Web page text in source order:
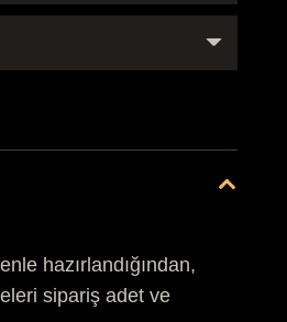
hazırlandığından,
sipariş adet ve